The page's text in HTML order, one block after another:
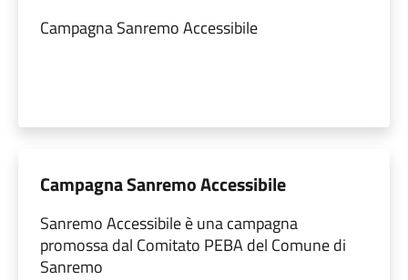
Campagna Sanremo Accessibile
Campagna Sanremo Accessibile
Sanremo Accessibile è una campagna
promossa dal Comitato PEBA del Comune di
Sanremo